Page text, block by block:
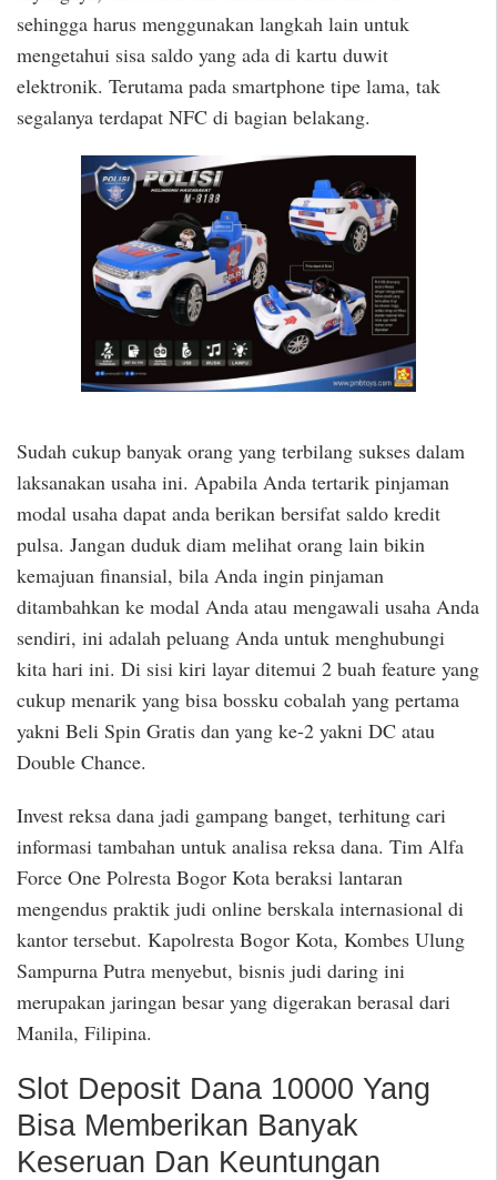
sehingga harus menggunakan langkah lain untuk
mengetahui sisa saldo yang ada di kartu duwit
elektronik. Terutama pada smartphone tipe lama, tak
segalanya terdapat NFC di bagian belakang.
Sudah cukup banyak orang yang terbilang sukses dalam
laksanakan usaha ini. Apabila Anda tertarik pinjaman
modal usaha dapat anda berikan bersifat saldo kredit
pulsa. Jangan duduk diam melihat orang lain bikin
kemajuan finansial, bila Anda ingin pinjaman
ditambahkan ke modal Anda atau mengawali usaha Anda
sendiri, ini adalah peluang Anda untuk menghubungi
kita hari ini. Di sisi kiri layar ditemui 2 buah feature yang
cukup menarik yang bisa bossku cobalah yang pertama
yakni Beli Spin Gratis dan yang ke-2 yakni DC atau
Double Chance.
Invest reksa dana jadi gampang banget, terhitung cari
informasi tambahan untuk analisa reksa dana. Tim Alfa
Force One Polresta Bogor Kota beraksi lantaran
mengendus praktik judi online berskala internasional di
kantor tersebut. Kapolresta Bogor Kota, Kombes Ulung
Sampurna Putra menyebut, bisnis judi daring ini
merupakan jaringan besar yang digerakan berasal dari
Manila, Filipina.
Slot Deposit Dana 10000 Yang
Bisa Memberikan Banyak
Keseruan Dan Keuntungan